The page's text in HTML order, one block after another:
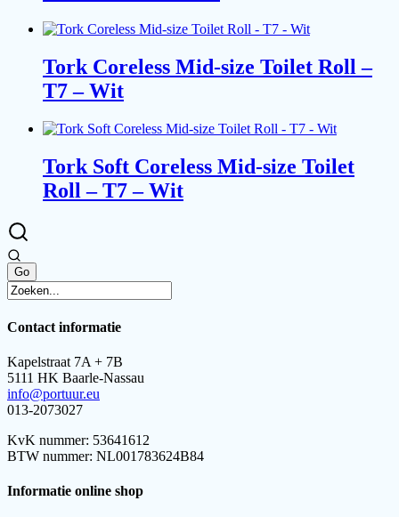
Tork Coreless Mid-size Toilet Roll –
T7 – Wit
Tork Soft Coreless Mid-size Toilet
Roll – T7 – Wit
Contact informatie
Kapelstraat 7A + 7B
5111 HK Baarle-Nassau
info@portuur.eu
013-2073027
KvK nummer: 53641612
BTW nummer: NL001783624B84
Informatie online shop